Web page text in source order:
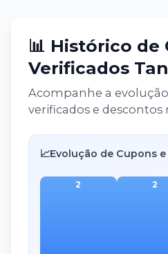
📊 Histórico de
Verificados
Acompanhe a
verificados e
📈Evolução de Cupons
2 2